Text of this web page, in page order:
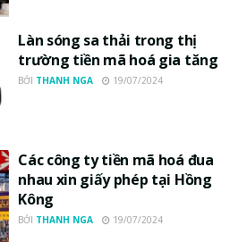
Làn sóng sa thải trong thị
trường tiền mã hoá gia tăng
BỞI THANH NGA 19/07/2024
Các công ty tiền mã hoá đua
nhau xin giấy phép tại Hồng
Kông
BỞI THANH NGA 19/07/2024